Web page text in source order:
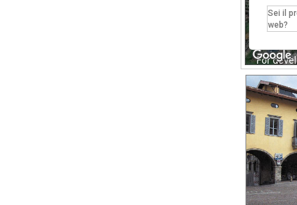
For
Sei il
web?